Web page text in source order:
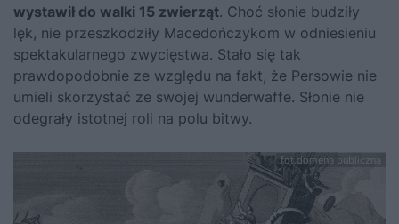
wystawił do walki 15 zwierząt. Choć słonie budziły
lęk, nie przeszkodziły Macedończykom w odniesieniu
spektakularnego zwycięstwa. Stało się tak
prawdopodobnie ze względu na fakt, że Persowie nie
umieli skorzystać ze swojej wunderwaffe. Słonie nie
odegrały istotnej roli na polu bitwy.
fot.domena publiczna